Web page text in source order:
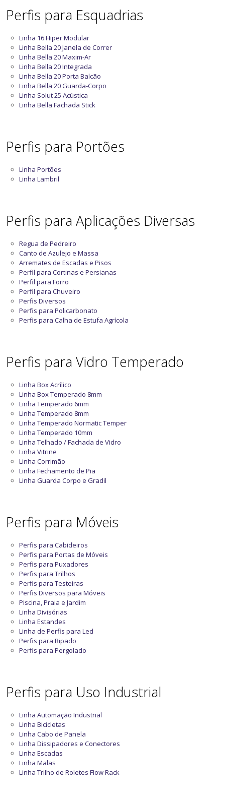
Perfis para Esquadrias
Linha 16 Hiper Modular
Linha Bella 20 Janela de Correr
Linha Bella 20 Maxim-Ar
Linha Bella 20 Integrada
Linha Bella 20 Porta Balcão
Linha Bella 20 Guarda-Corpo
Linha Solut 25 Acústica
Linha Bella Fachada Stick
Perfis para Portões
Linha Portões
Linha Lambril
Perfis para Aplicações Diversas
Regua de Pedreiro
Canto de Azulejo e Massa
Arremates de Escadas e Pisos
Perfil para Cortinas e Persianas
Perfil para Forro
Perfil para Chuveiro
Perfis Diversos
Perfis para Policarbonato
Perfis para Calha de Estufa Agrícola
Perfis para Vidro Temperado
Linha Box Acrílico
Linha Box Temperado 8mm
Linha Temperado 6mm
Linha Temperado 8mm
Linha Temperado Normatic Temper
Linha Temperado 10mm
Linha Telhado / Fachada de Vidro
Linha Vitrine
Linha Corrimão
Linha Fechamento de Pia
Linha Guarda Corpo e Gradil
Perfis para Móveis
Perfis para Cabideiros
Perfis para Portas de Móveis
Perfis para Puxadores
Perfis para Trilhos
Perfis para Testeiras
Perfis Diversos para Móveis
Piscina, Praia e Jardim
Linha Divisórias
Linha Estandes
Linha de Perfis para Led
Perfis para Ripado
Perfis para Pergolado
Perfis para Uso Industrial
Linha Automação Industrial
Linha Bicicletas
Linha Cabo de Panela
Linha Dissipadores e Conectores
Linha Escadas
Linha Malas
Linha Trilho de Roletes Flow Rack